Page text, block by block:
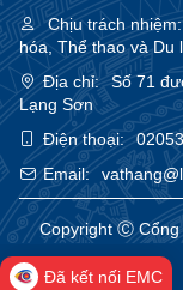
Chịu trách nhiệm:
hóa, Thể thao và Du
Địa chỉ:
Số 71
Lạng Sơn
Điện thoại:
Email:
Copyright Ⓒ Cổng
Đã kết nối EMC